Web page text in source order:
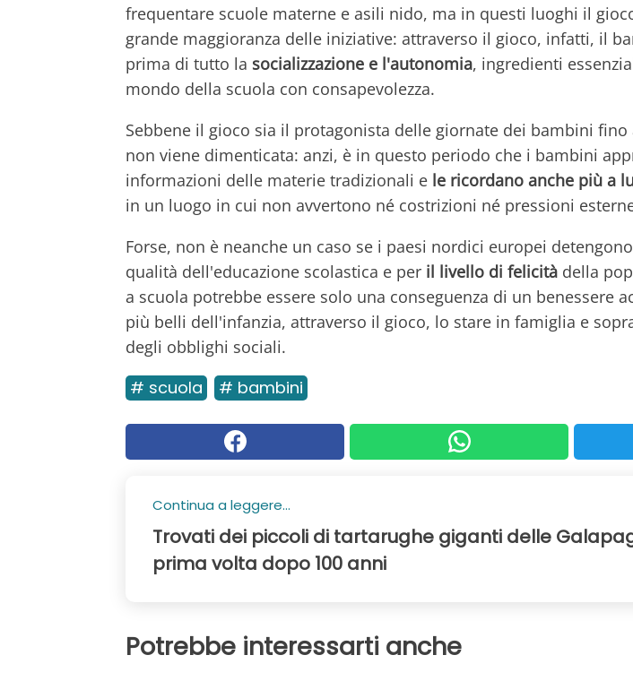
frequentare scuole materne e asili nido, ma in questi luoghi il
grande maggioranza delle iniziative: attraverso il gioco, infatti, il
prima di tutto la socializzazione e l'autonomia, ingredienti
mondo della scuola con consapevolezza.
Sebbene il gioco sia il protagonista delle giornate dei bambini
non viene dimenticata: anzi, è in questo periodo che i bambini
informazioni delle materie tradizionali e le ricordano anche più a
in un luogo in cui non avvertono né costrizioni né pressioni
Forse, non è neanche un caso se i paesi nordici europei
qualità dell'educazione scolastica e per il livello di felicità della
a scuola potrebbe essere solo una conseguenza di un benessere
più belli dell'infanzia, attraverso il gioco, lo stare in famiglia e
degli obblighi sociali.
# scuola # bambini
Continua a leggere...
Trovati dei piccoli di tartarughe giganti delle
prima volta dopo 100 anni
Potrebbe interessarti anche